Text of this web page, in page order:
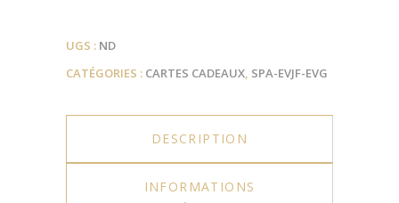
UGS : ND
CATÉGORIES : CARTES CADEAUX, SPA-EVJF-EVG
DESCRIPTION
INFORMATIONS